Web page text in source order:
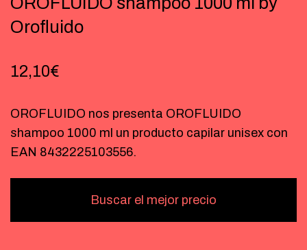
Orofluido
12,10€
OROFLUIDO nos presenta OROFLUIDO
shampoo 1000 ml un producto capilar unisex con
EAN 8432225103556.
Buscar el mejor precio